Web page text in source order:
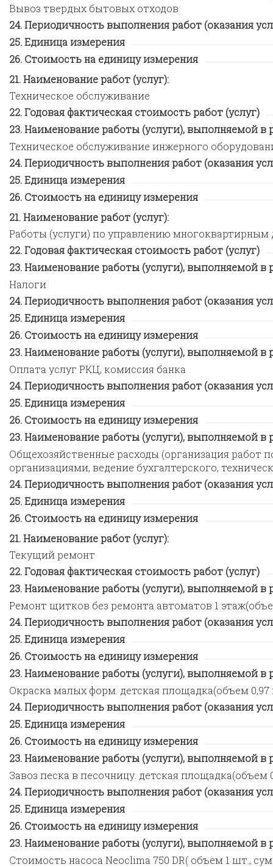
Вывоз твердых бытовых отходов
Периодичность выполнения работ (оказания
Единица измерения
Стоимость на единицу измерения
Наименование работ (услуг):
Техническое обслуживание
Годовая фактическая стоимость работ (услуг)
Наименование работы (услуги), выполняемой в
Техническое обслуживание инжерного
Периодичность выполнения работ (оказания
Единица измерения
Стоимость на единицу измерения
Наименование работ (услуг):
Работы (услуги) по управлению
Годовая фактическая стоимость работ (услуг)
Наименование работы (услуги), выполняемой в
Налоги
Периодичность выполнения работ (оказания
Единица измерения
Стоимость на единицу измерения
Наименование работы (услуги), выполняемой в
Оплата услуг РКЦ, комиссия банка
Периодичность выполнения работ (оказания
Единица измерения
Стоимость на единицу измерения
Наименование работы (услуги), выполняемой в
Общехозяйственные расходы (организация работ
организациями, ведение бухгалтерского,
Периодичность выполнения работ (оказания
Единица измерения
Стоимость на единицу измерения
Наименование работ (услуг):
Текущий ремонт
Годовая фактическая стоимость работ (услуг)
Наименование работы (услуги), выполняемой в
Ремонт щитков без ремонта автоматов 1
Периодичность выполнения работ (оказания
Единица измерения
Стоимость на единицу измерения
Наименование работы (услуги), выполняемой в
Окраска малых форм. детская площадка(объем 0,97
Периодичность выполнения работ (оказания
Единица измерения
Стоимость на единицу измерения
Наименование работы (услуги), выполняемой в
Завоз песка в песочницу. детская площадка(объем
Периодичность выполнения работ (оказания
Единица измерения
Стоимость на единицу измерения
Наименование работы (услуги), выполняемой в
Стоимость насоса Neoclima 750 DR( объем 1 шт.,